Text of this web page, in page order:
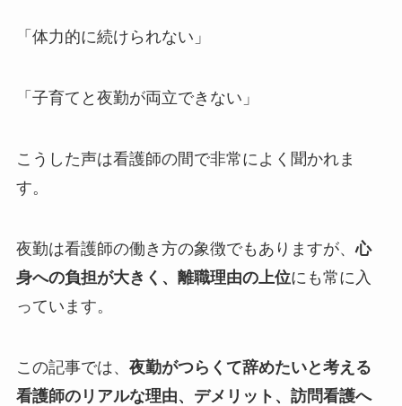
「体力的に続けられない」
「子育てと夜勤が両立できない」
こうした声は看護師の間で非常によく聞かれま
す。
夜勤は看護師の働き方の象徴でもありますが、心
身への負担が大きく、離職理由の上位にも常に入
っています。
この記事では、 夜勤がつらくて辞めたいと考える
看護師のリアルな理由、デメリット、訪問看護へ